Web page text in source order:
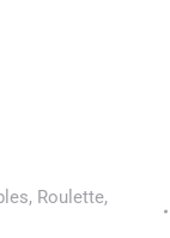
, Roulette,